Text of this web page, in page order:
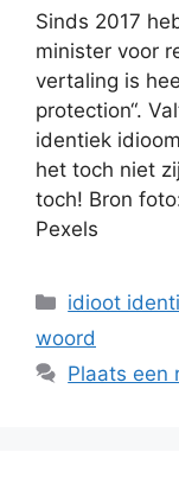
Sinds 2017
minister voor
vertaling is
protection“.
identiek
het toch niet
toch! Bron
Pexels
idioot
woord
Plaats een